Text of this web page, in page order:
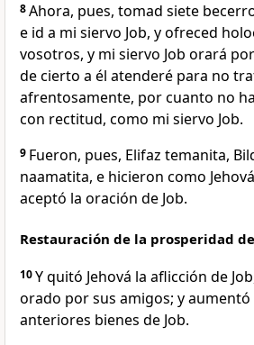
8Ahora, pues, tomad siete
e id a mi siervo Job, y ofreced
vosotros, y mi siervo Job orará
de cierto a él atenderé para no
afrentosamente, por cuanto no
con rectitud, como mi siervo Job.
9 Fueron, pues, Elifaz temanita,
naamatita, e hicieron como
aceptó la oración de Job.
Restauración de la prosperidad
10Y quitó Jehová la aflicción de
orado por sus amigos; y
anteriores bienes de Job.